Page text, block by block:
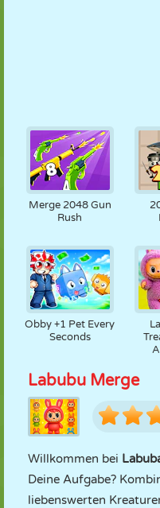
Merge 2048 Gun
Rush
Obby +1 Pet Every
Seconds
Labubu Merge
Willkommen bei
Deine Aufgabe?
liebenswerten